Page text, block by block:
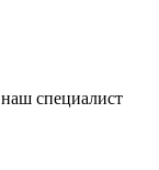
специалист